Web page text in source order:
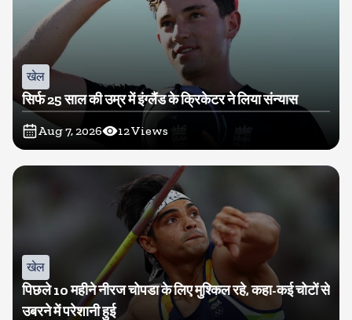
खेल
सिर्फ 25 साल की उम्र में इंग्लैंड के क्रिकेटर ने लिया संन्यास
Aug 7, 2026 12Views
खेल
पिछले 10 महीने नीरज चोपडा के लिए मुश्किल रहे, कहा-कई चोटों से
उबरने में परेशानी हुई